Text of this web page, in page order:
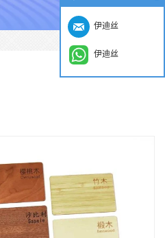
伊迪丝
伊迪丝